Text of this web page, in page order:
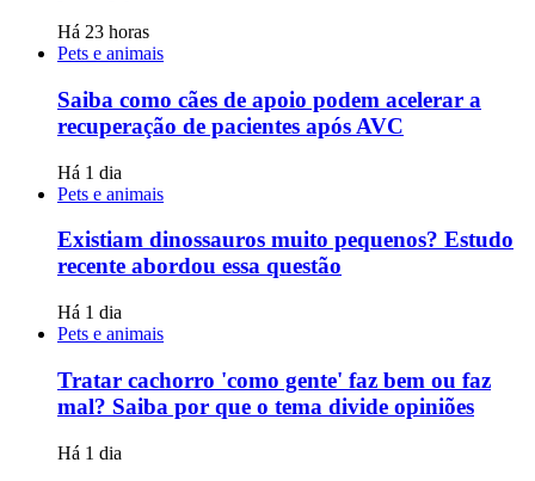
Há 23 horas
Pets e animais
Saiba como cães de apoio podem acelerar a
recuperação de pacientes após AVC
Há 1 dia
Pets e animais
Existiam dinossauros muito pequenos? Estudo
recente abordou essa questão
Há 1 dia
Pets e animais
Tratar cachorro 'como gente' faz bem ou faz
mal? Saiba por que o tema divide opiniões
Há 1 dia